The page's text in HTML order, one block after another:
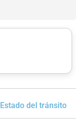
Estado del tránsito